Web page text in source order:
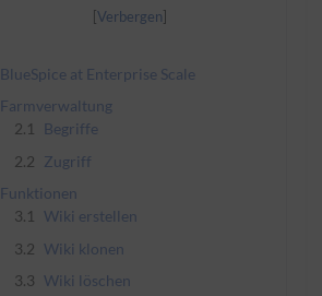
BlueSpice at Enterprise Scale
Farmverwaltung
2.1
Begriffe
2.2 Zugriff
Funktionen
3.1
Wiki erstellen
3.2 Wiki klonen
3.3 Wiki löschen